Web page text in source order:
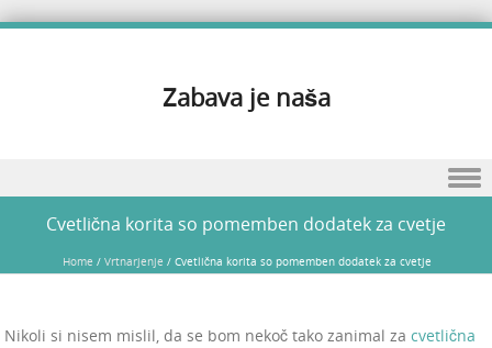
Zabava je naša
Cvetlična korita so pomemben dodatek za cvetje
Home / Vrtnarjenje / Cvetlična korita so pomemben dodatek za cvetje
Nikoli si nisem mislil, da se bom nekoč tako zanimal za cvetlična